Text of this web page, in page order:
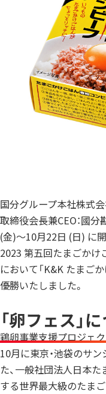
国分グループ本社株式会
取締役会長兼CEO：國分
(金)～10月22日 (日) に
2023 第五回たまごかけ
において「K&K たまご
優勝いたしました。
「卵フェス」
鶏卵事業支援プロジェ
10月に東京・池袋のサ
た、一般社団法人日本
する世界最大級のたま